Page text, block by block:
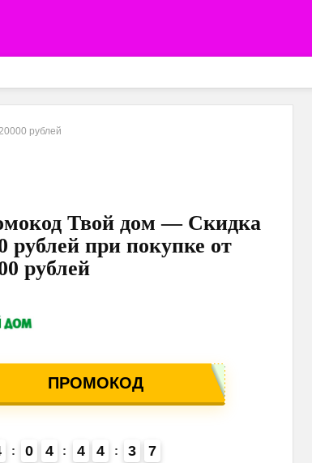
рублей
Твой дом — Скидка
рублей при покупке от
рублей
ПРОМОКОД
0 4 4 4 3 7